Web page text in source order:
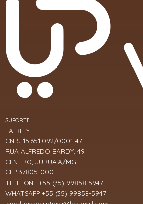
SUPORTE
LA BELY
CNPJ 15.651.092/0001-47
RUA ALFREDO BARDY, 49
CENTRO, JURUAIA/MG
CEP 37805-000
TELEFONE +55 (35) 99858-5947
WHATSAPP +55 (35) 99858-5947